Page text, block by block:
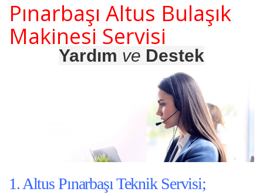
Pınarbaşı Altus Bulaşık
Makinesi Servisi
Yardım ve Destek
1. Altus Pınarbaşı Teknik Servisi;